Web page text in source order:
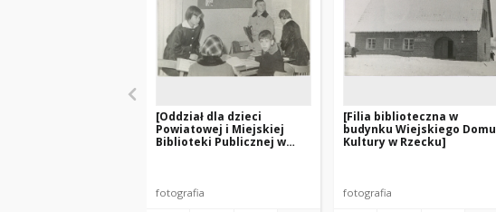
[Oddział dla dzieci
Powiatowej i Miejskiej
Biblioteki Publicznej w
fotografia
[Filia biblioteczna w
budynku Wiejskiego Domu
Kultury w Rzecku]
fotografia